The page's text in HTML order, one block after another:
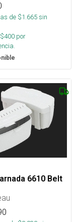
de $1.665sin
$400 por
6610 Belt